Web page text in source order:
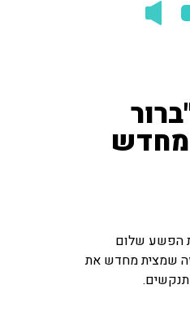
"ברור
מחדש
הפשע שלום
כזה שמצית מחדש את